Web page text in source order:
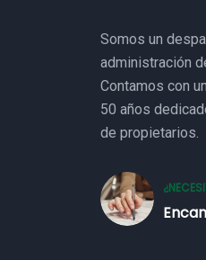
Somos un
administración
Contamos con
50 años
de propietarios.